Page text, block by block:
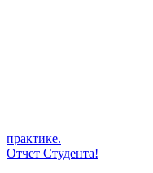
практике.
Отчет Студента!